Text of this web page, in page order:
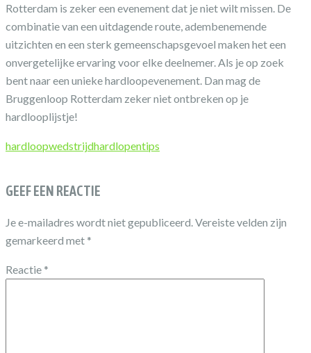
Rotterdam is zeker een evenement dat je niet wilt missen. De
combinatie van een uitdagende route, adembenemende
uitzichten en een sterk gemeenschapsgevoel maken het een
onvergetelijke ervaring voor elke deelnemer. Als je op zoek
bent naar een unieke hardloopevenement. Dan mag de
Bruggenloop Rotterdam zeker niet ontbreken op je
hardlooplijstje!
hardloopwedstrijdhardlopentips
GEEF EEN REACTIE
Je e-mailadres wordt niet gepubliceerd.Vereiste velden zijn
gemarkeerd met *
Reactie *